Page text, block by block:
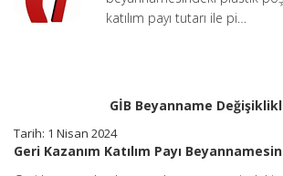
katılım payı tutarı ile pi…
GİB Beyanname
Tarih: 1 Nisan 2024
Geri Kazanım Katılım Payı